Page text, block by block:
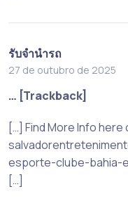
รับจำนำรถ
27 de outubro de 2025
… [Trackback]
[…] Find More Info
esporte-clube-bahia-
[…]